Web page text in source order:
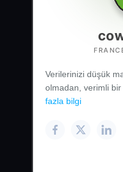
Verilerinizi düşük
olmadan, verimli bir
fazla bilgi